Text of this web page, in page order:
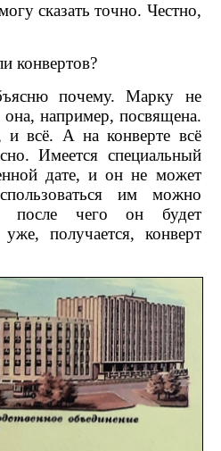
сказать точно. Честно,
конвертов?
почему. Марку не
например, посвящена.
и всё. А на конверте всё
Имеется специальный
дате, и он не может
им можно
после чего он будет
получается, конверт